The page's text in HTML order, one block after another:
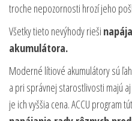
troche nepozornosti hrozí jeho
Všetky tieto nevýhody rieši
akumulátora.
Moderné lítiové akumulátory sú
a pri správnej starostlivosti majú
je ich vyššia cena. ACCU program